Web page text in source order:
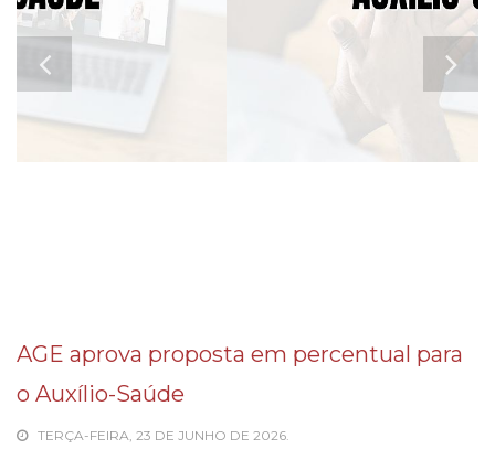
AGE aprova proposta em percentual para
o Auxílio-Saúde
TERÇA-FEIRA, 23 DE JUNHO DE 2026.